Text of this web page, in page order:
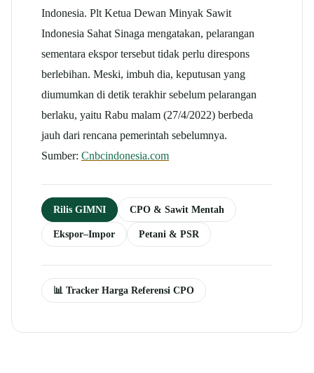
Indonesia. Plt Ketua Dewan Minyak Sawit
Indonesia Sahat Sinaga mengatakan, pelarangan
sementara ekspor tersebut tidak perlu direspons
berlebihan. Meski, imbuh dia, keputusan yang
diumumkan di detik terakhir sebelum pelarangan
berlaku, yaitu Rabu malam (27/4/2022) berbeda
jauh dari rencana pemerintah sebelumnya.
Sumber: Cnbcindonesia.com
Rilis GIMNI CPO & Sawit Mentah
Ekspor–Impor Petani & PSR
📊 Tracker Harga Referensi CPO